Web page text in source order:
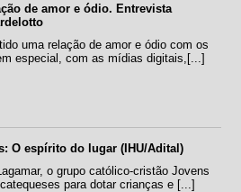
de amor e ódio. Entrevista
uma relação de amor e ódio com os
especial, com as mídias digitais,[...]
O espírito do lugar (IHU/Adital)
o grupo católico-cristão Jovens
para dotar crianças e [...]